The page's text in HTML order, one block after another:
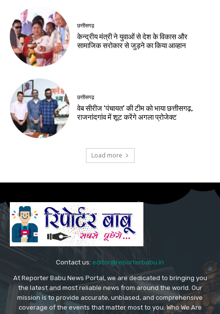
छत्तीसगढ़
केन्द्रीय मंत्री ने युवाओं से देश के विकास और
सामाजिक सरोकार से जुड़ने का किया आव्हान
छत्तीसगढ़
वेब सीरीज ‘पंचायत’ की टीम को भाया छत्तीसगढ़,
राजनांदगांव में शूट करेंगे अगला प्रोजेक्ट
Load more
Contact us: editor@reporterbabu.in
At Reporter Babu News Portal, we are dedicated to bringing you
the latest and most reliable news from around the world. Our
mission is to provide accurate, unbiased, and comprehensive
coverage of the events that matter most to you. Who We Are